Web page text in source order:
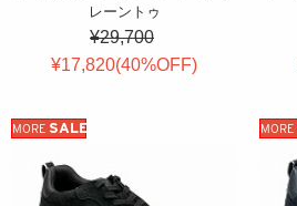
レーントゥ
¥29,700
¥17,820(40%OFF)
MORE SALE MORE